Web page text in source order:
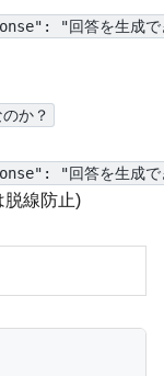
"回答を生成でき
か？
"回答を生成でき
脱線防止)